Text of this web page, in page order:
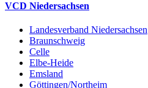
VCD Niedersachsen
Landesverband Niedersachsen
Braunschweig
Celle
Elbe-Heide
Emsland
Göttingen/Northeim